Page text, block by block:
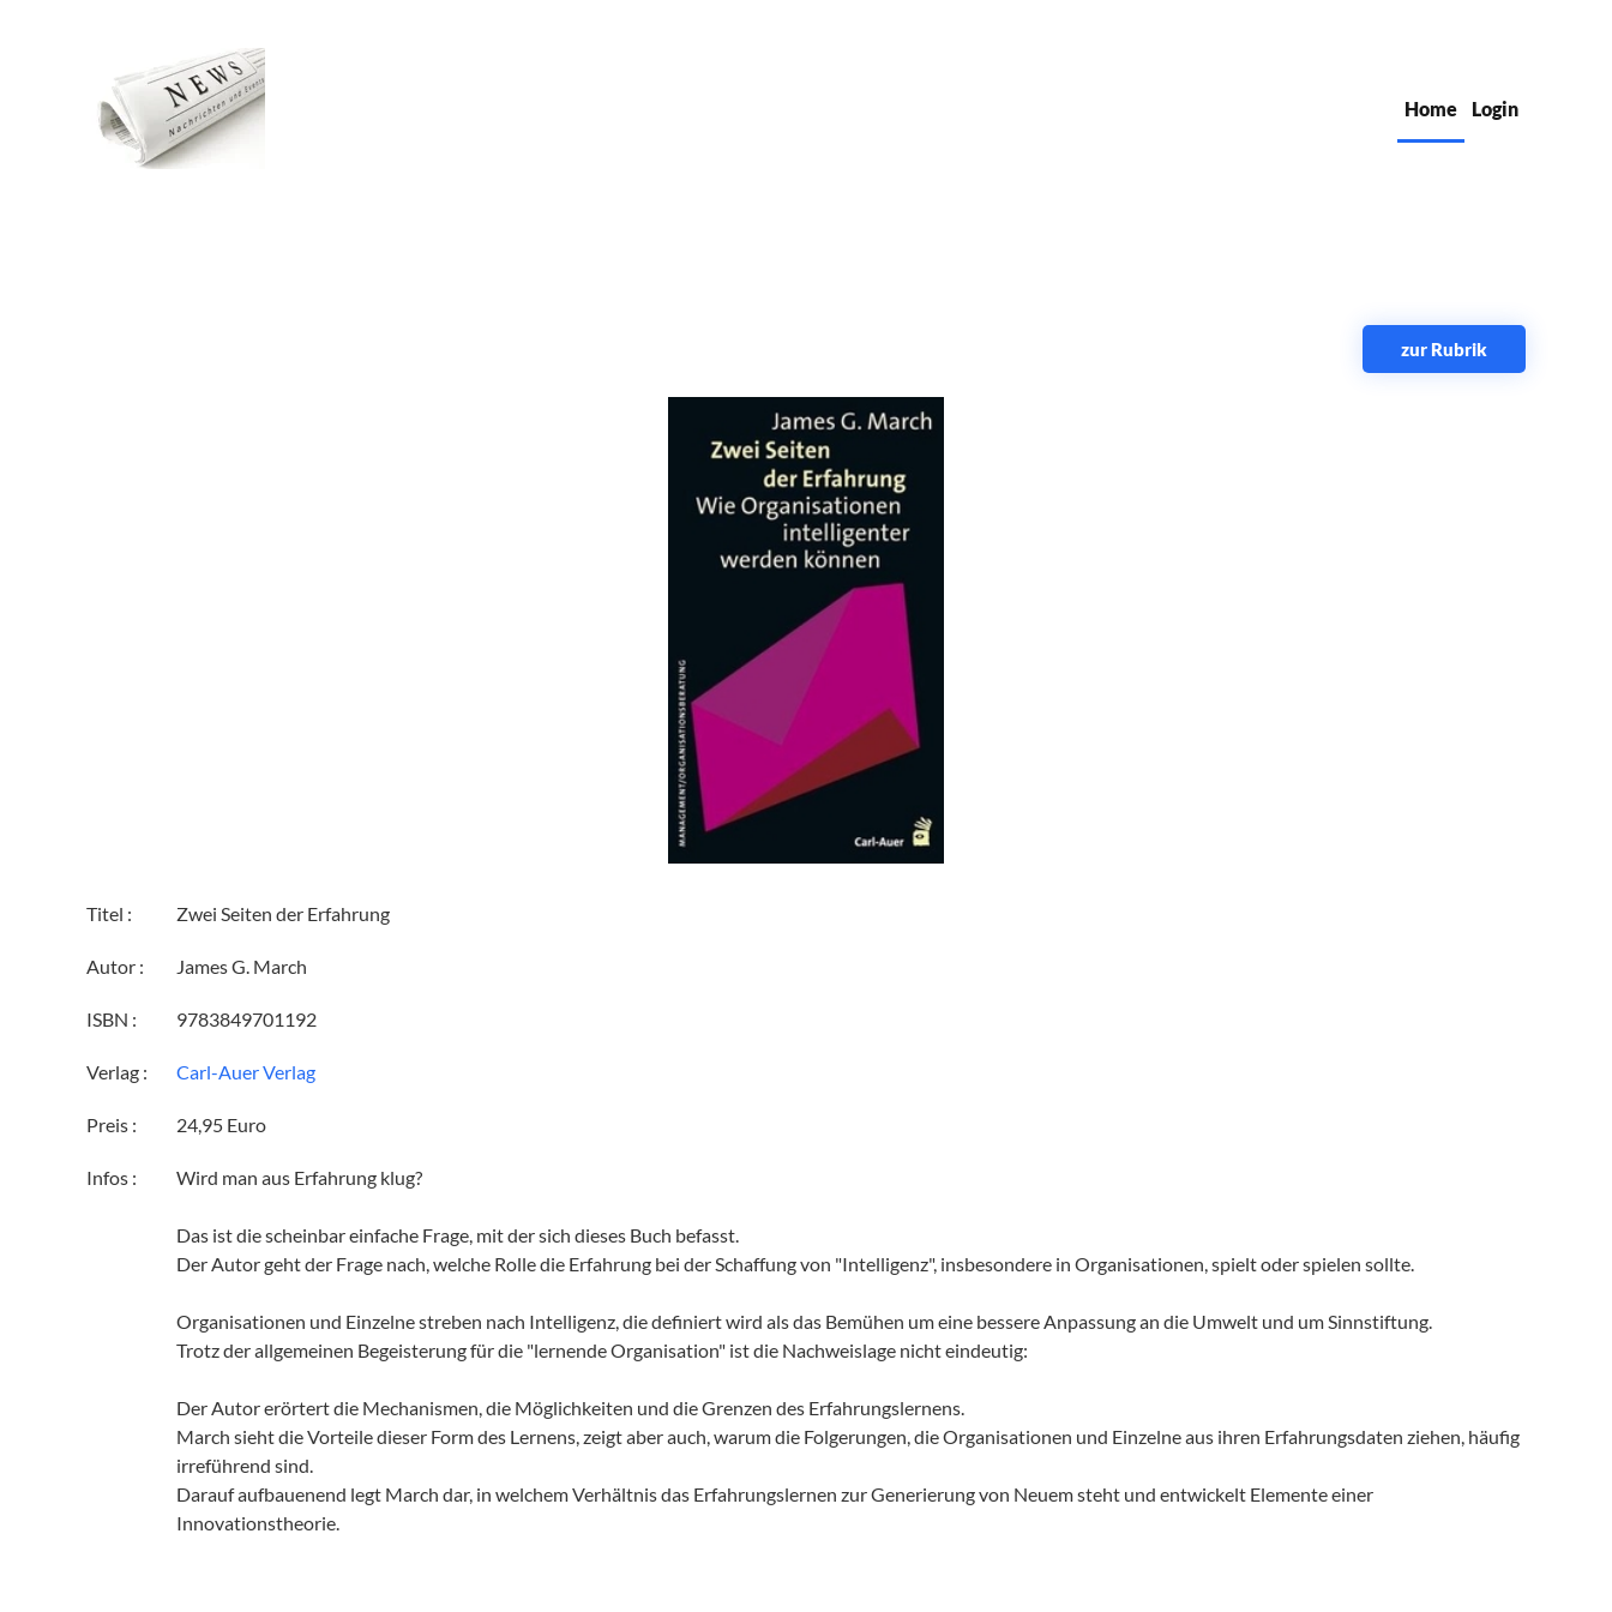
Zum Hauptinhalt springen
Home
Login
zur Rubrik
Titel : Zwei Seiten der Erfahrung
Autor : James G. March
ISBN : 9783849701192
Verlag : Carl-Auer Verlag
Preis : 24,95 Euro
Infos : Wird man aus Erfahrung klug?
Das ist die scheinbar einfache Frage, mit der sich dieses Buch befasst.
Der Autor geht der Frage nach, welche Rolle die Erfahrung bei der Schaffung von "Intelligenz", insbesondere in Organisationen, spielt oder spielen sollte.
Organisationen und Einzelne streben nach Intelligenz, die definiert wird als das Bemühen um eine bessere Anpassung an die Umwelt und um Sinnstiftung.
Trotz der allgemeinen Begeisterung für die "lernende Organisation" ist die Nachweislage nicht eindeutig:
Der Autor erörtert die Mechanismen, die Möglichkeiten und die Grenzen des Erfahrungslernens.
March sieht die Vorteile dieser Form des Lernens, zeigt aber auch, warum die Folgerungen, die Organisationen und Einzelne aus ihren Erfahrungsdaten ziehen, häufig
irreführend sind.
Darauf aufbauenend legt March dar, in welchem Verhältnis das Erfahrungslernen zur Generierung von Neuem steht und entwickelt Elemente einer
Innovationstheorie.